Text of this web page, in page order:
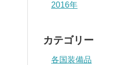
2016年
カテゴリー
各国装備品